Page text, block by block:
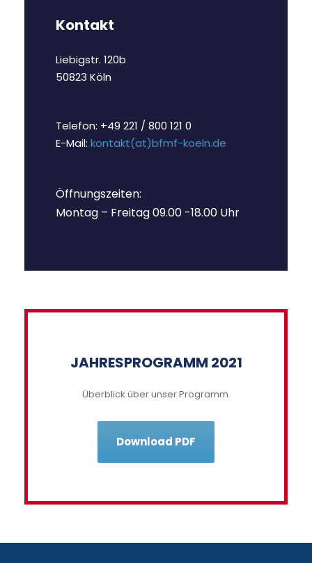
Kontakt
Liebigstr. 120b
50823 Köln
Telefon: +49 221 / 800 121 0
E-Mail: kontakt(at)bfmf-koeln.de
Öffnungszeiten:
Montag – Freitag 09.00 -18.00 Uhr
JAHRESPROGRAMM 2021
Überblick über unser Programm.
Download PDF